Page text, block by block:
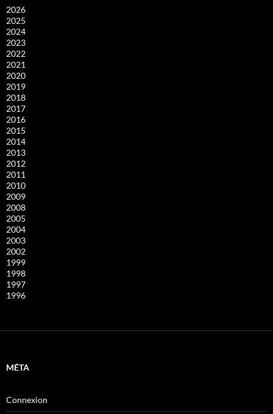
2026
2025
2024
2023
2022
2021
2020
2019
2018
2017
2016
2015
2014
2013
2012
2011
2010
2009
2008
2005
2004
2003
2002
1999
1998
1997
1996
MÉTA
Connexion